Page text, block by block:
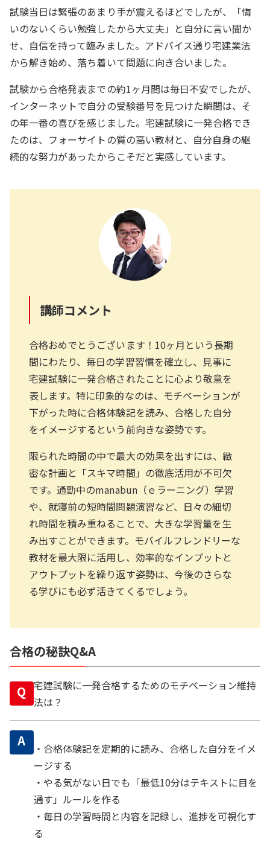
試験当日は緊張のあまり手が震えるほどでしたが、「悔
いのないくらい勉強したから大丈夫」と自分に言い聞か
せ、自信を持って臨みました。アドバイス通り宅建業法
から解き始め、落ち着いて問題に向き合いました。
試験から合格発表までの約1ヶ月間は毎日不安でしたが、
インターネットで自分の受験番号を見つけた瞬間は、そ
の年一番の喜びを感じました。宅建試験に一発合格でき
たのは、フォーサイトの質の高い教材と、自分自身の継
続的な努力があったからこそだと実感しています。
講師コメント
合格おめでとうございます！10ヶ月という長期
間にわたり、毎日の学習習慣を確立し、見事に
宅建試験に一発合格されたことに心より敬意を
表します。特に印象的なのは、モチベーションが
下がった時に合格体験記を読み、合格した自分
をイメージするという前向きな姿勢です。
限られた時間の中で最大の効果を出すには、緻
密な計画と「スキマ時間」の徹底活用が不可欠
です。通勤中のmanabun（ｅラーニング）学習
や、就寝前の短時間問題演習など、日々の細切
れ時間を積み重ねることで、大きな学習量を生
み出すことができます。モバイルフレンドリーな
教材を最大限に活用し、効率的なインプットと
アウトプットを繰り返す姿勢は、今後のさらな
る学びにも必ず活きてくるでしょう。
合格の秘訣Q&A
Q 宅建試験に一発合格するためのモチベーション維持
法は？
A
・合格体験記を定期的に読み、合格した自分をイメ
ージする
・やる気がない日でも「最低10分はテキストに目を
通す」ルールを作る
・毎日の学習時間と内容を記録し、進捗を可視化す
る